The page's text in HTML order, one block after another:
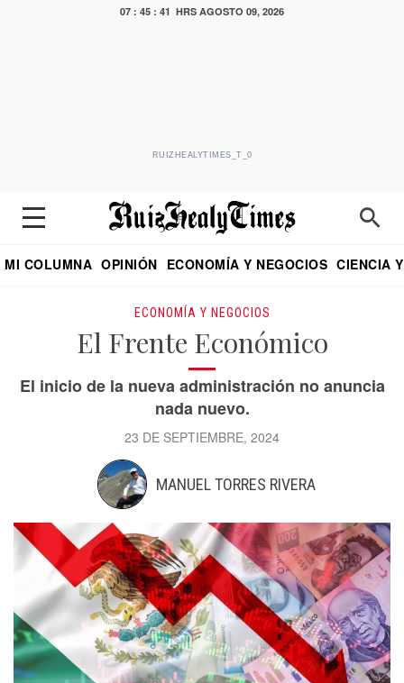
07 : 45 : 42 HRS AGOSTO 09, 2026
RUIZHEALYTIMES_T_0
MI COLUMNA OPINIÓN ECONOMÍA Y NEGOCIOS CIENCIA
ECONOMÍA Y NEGOCIOS
El Frente Económico
El inicio de la nueva administración no anuncia
nada nuevo.
23 DE SEPTIEMBRE, 2024
MANUEL TORRES RIVERA